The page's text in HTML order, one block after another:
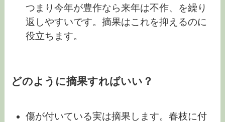
つまり今年が豊作なら来年は不作、を繰り
返しやすいです。摘果はこれを抑えるのに
役立ちます。
どのように摘果すればいい？
傷が付いている実は摘果します。春枝に付